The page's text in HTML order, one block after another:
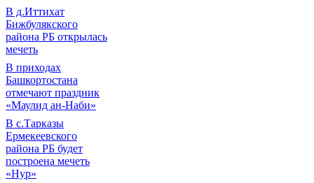
В д.Иттихат
Бижбулякского
района РБ открылась
мечеть
В приходах
Башкортостана
отмечают праздник
«Маулид ан-Наби»
В с.Тарказы
Ермекеевского
района РБ будет
построена мечеть
«Нур»